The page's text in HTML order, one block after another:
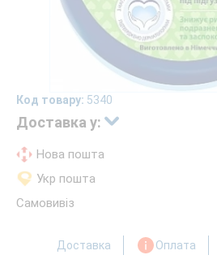
Код товару: 5340
Доставка у:
Нова пошта
Укр пошта
Самовивіз
Доставка Оплата